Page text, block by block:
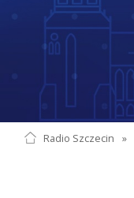
Radio Szczecin »